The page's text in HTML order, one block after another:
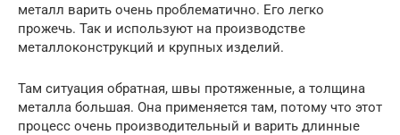
металл варить очень проблематично. Его легко
прожечь. Так и используют на производстве
металлоконструкций и крупных изделий.
Там ситуация обратная, швы протяженные, а толщина
металла большая. Она применяется там, потому что этот
процесс очень производительный и варить длинные